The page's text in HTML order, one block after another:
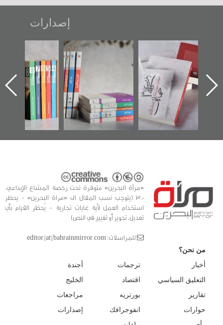
إصدارات
أوال
تصنيف موضوعي
للوثائق البريطانية
يقدمه «مركز أوال»
كتب
"مرآة البحرين"
تصدر حصاد
الساحات 2019
جديدة
عسكري
«مرآة
«مرآة البحرين» متوفرة تحت رخصة المشاع الإبداعي،
3.0 (يتوجب نسب المقال الى «مراة البحرين» - يحظر
استخدام العمل لأية غايات تجارية - يُحظر القيام بأي
تعديل، تحوير أو تغيير في النص)
للمراسلات: editor [at] bahrainmirror.com
من نحن؟
أخبار
التعليق السياسي
تقارير
حوارات
ترجمات
اقتصاد
بورتريه
انفوجرافك
أجندة
الخليج
مراجعات
إصدارات